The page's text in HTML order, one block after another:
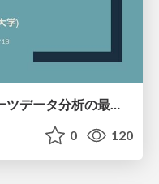
科学で迫る勝敗の法則－スポーツデータ分析の最前線 (刈谷市連携講座．2026年7月) / The principle of victory discovered by science. at Kariya City, 2027.07
0 120